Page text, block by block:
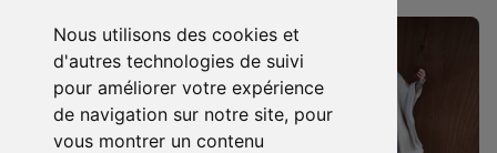
Nous utilisons des cookies et
d'autres technologies de suivi
pour améliorer votre expérience
de navigation sur notre site, pour
vous montrer un contenu